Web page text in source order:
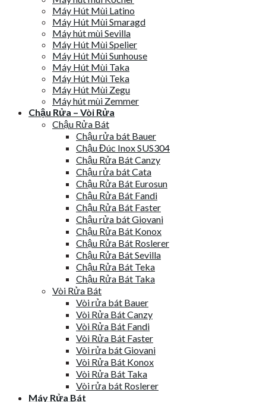
Máy Hút Mùi Latino
Máy Hút Mùi Smaragd
Máy hút mùi Sevilla
Máy Hút Mùi Spelier
Máy Hút Mùi Sunhouse
Máy Hút Mùi Taka
Máy Hút Mùi Teka
Máy Hút Mùi Zegu
Máy hút mùi Zemmer
Chậu Rửa – Vòi Rửa
Chậu Rửa Bát
Chậu rửa bát Bauer
Chậu Đúc Inox SUS304
Chậu Rửa Bát Canzy
Chậu rửa bát Cata
Chậu Rửa Bát Eurosun
Chậu Rửa Bát Fandi
Chậu Rửa Bát Faster
Chậu rửa bát Giovani
Chậu Rửa Bát Konox
Chậu Rửa Bát Roslerer
Chậu Rửa Bát Sevilla
Chậu Rửa Bát Teka
Chậu Rửa Bát Taka
Vòi Rửa Bát
Vòi rửa bát Bauer
Vòi Rửa Bát Canzy
Vòi Rửa Bát Fandi
Vòi Rửa Bát Faster
Vòi rửa bát Giovani
Vòi Rửa Bát Konox
Vòi Rửa Bát Taka
Vòi rửa bát Roslerer
Máy Rửa Bát